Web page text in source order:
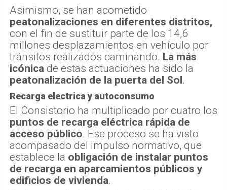
Asimismo, se han acometido
peatonalizaciones en diferentes distritos,
con el fin de sustituir parte de los 14,6
millones desplazamientos en vehículo por
tránsitos realizados caminando. La más
icónica de estas actuaciones ha sido la
peatonalización de la puerta del Sol.
Recarga electrica y autoconsumo
El Consistorio ha multiplicado por cuatro los
puntos de recarga eléctrica rápida de
acceso público. Ese proceso se ha visto
acompasado del impulso normativo, que
establece la obligación de instalar puntos
de recarga en aparcamientos públicos y
edificios de vivienda.